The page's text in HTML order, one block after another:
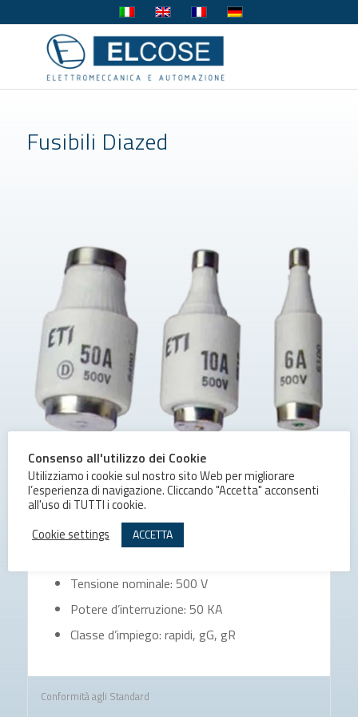
Fusibili Diazed
Caratteristiche Generali
Tensione nominale: 500 V
Potere d’interruzione: 50 KA
Classe d’impiego: rapidi, gG, gR
Conformità agli Standard
Consenso all'utilizzo dei Cookie
Utilizziamo i cookie sul nostro sito Web per migliorare
l’esperienza di navigazione. Cliccando "Accetta" acconsenti
all'uso di TUTTI i cookie.
Cookie settings
ACCETTA